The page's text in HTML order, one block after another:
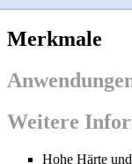
Merkmale
Weitere
Hohe Härte